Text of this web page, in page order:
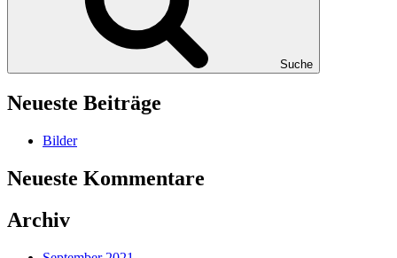
Suche
Neueste Beiträge
Bilder
Neueste Kommentare
Archiv